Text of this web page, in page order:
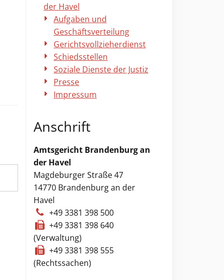
der Havel
Aufgaben und
Geschäftsverteilung
Gerichtsvollzieherdienst
Schiedsstellen
Soziale Dienste der Justiz
Presse
Impressum
Anschrift
Amtsgericht Brandenburg an
der Havel
Magdeburger Straße 47
14770 Brandenburg an der
Havel
+49 3381 398 500
+49 3381 398 640
(Verwaltung)
+49 3381 398 555
(Rechtssachen)